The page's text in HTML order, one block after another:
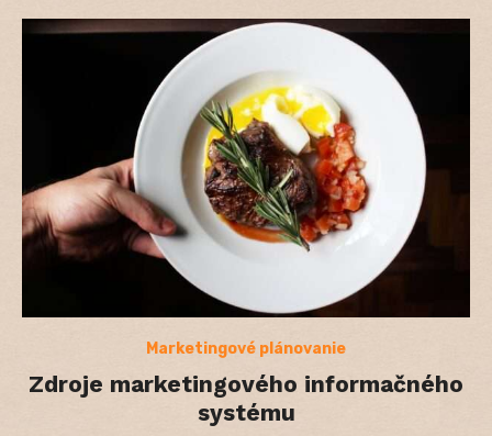
Marketingové plánovanie
Zdroje marketingového informačného
systému